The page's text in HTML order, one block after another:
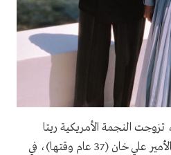
في يوم 27 مايو من عام 1949، تزوجت النجمة الأمريكية ريتا
هايورث (31 عام وقتها)، من الأمير علي خان (37 عام وقتها)، في